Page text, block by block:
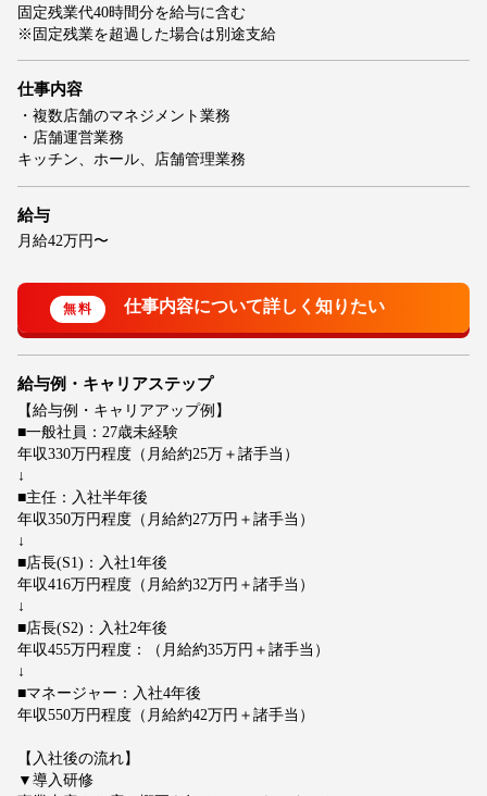
固定残業代40時間分を給与に含む
※固定残業を超過した場合は別途支給
仕事内容
・複数店舗のマネジメント業務
・店舗運営業務
キッチン、ホール、店舗管理業務
給与
月給42万円〜
給与例・キャリアステップ
【給与例・キャリアアップ例】
■一般社員：27歳未経験
年収330万円程度（月給約25万＋諸手当）
↓
■主任：入社半年後
年収350万円程度（月給約27万円＋諸手当）
↓
■店長(S1)：入社1年後
年収416万円程度（月給約32万円＋諸手当）
↓
■店長(S2)：入社2年後
年収455万円程度：（月給約35万円＋諸手当）
↓
■マネージャー：入社4年後
年収550万円程度（月給約42万円＋諸手当）
【入社後の流れ】
▼導入研修